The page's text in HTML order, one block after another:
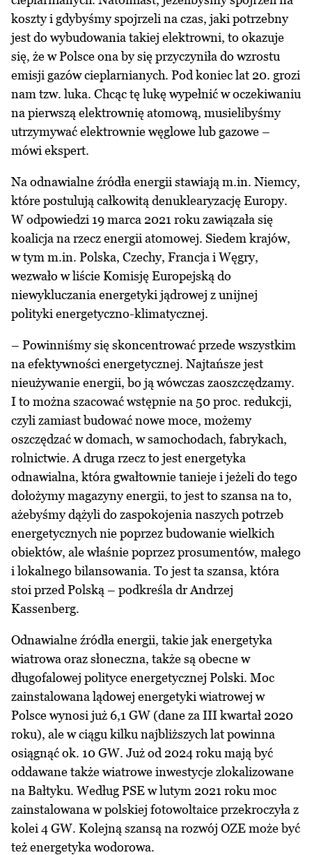
koszty i gdybyśmy spojrzeli na czas, jaki potrzebny
jest do wybudowania takiej elektrowni, to okazuje
się, że w Polsce ona by się przyczyniła do wzrostu
emisji gazów cieplarnianych. Pod koniec lat 20. grozi
nam tzw. luka. Chcąc tę lukę wypełnić w oczekiwaniu
na pierwszą elektrownię atomową, musielibyśmy
utrzymywać elektrownie węglowe lub gazowe –
mówi ekspert.
Na odnawialne źródła energii stawiają m.in. Niemcy,
które postulują całkowitą denuklearyzację Europy.
W odpowiedzi 19 marca 2021 roku zawiązała się
koalicja na rzecz energii atomowej. Siedem krajów,
w tym m.in. Polska, Czechy, Francja i Węgry,
wezwało w liście Komisję Europejską do
niewykluczania energetyki jądrowej z unijnej
polityki energetyczno-klimatycznej.
– Powinniśmy się skoncentrować przede wszystkim
na efektywności energetycznej. Najtańsze jest
nieużywanie energii, bo ją wówczas zaoszczędzamy.
I to można szacować wstępnie na 50 proc. redukcji,
czyli zamiast budować nowe moce, możemy
oszczędzać w domach, w samochodach, fabrykach,
rolnictwie. A druga rzecz to jest energetyka
odnawialna, która gwałtownie tanieje i jeżeli do tego
dołożymy magazyny energii, to jest to szansa na to,
ażebyśmy dążyli do zaspokojenia naszych potrzeb
energetycznych nie poprzez budowanie wielkich
obiektów, ale właśnie poprzez prosumentów, małego
i lokalnego bilansowania. To jest ta szansa, która
stoi przed Polską – podkreśla dr Andrzej
Kassenberg.
Odnawialne źródła energii, takie jak energetyka
wiatrowa oraz słoneczna, także są obecne w
długofalowej polityce energetycznej Polski. Moc
zainstalowana lądowej energetyki wiatrowej w
Polsce wynosi już 6,1 GW (dane za III kwartał 2020
roku), ale w ciągu kilku najbliższych lat powinna
osiągnąć ok. 10 GW. Już od 2024 roku mają być
oddawane także wiatrowe inwestycje zlokalizowane
na Bałtyku. Według PSE w lutym 2021 roku moc
zainstalowana w polskiej fotowoltaice przekroczyła z
kolei 4 GW. Kolejną szansą na rozwój OZE może być
też energetyka wodorowa.